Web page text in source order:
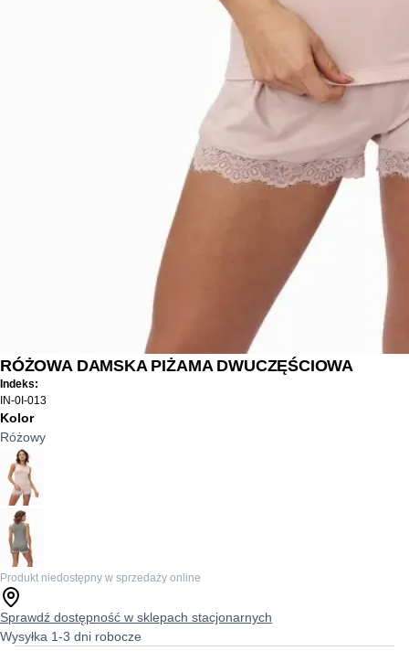
RÓŻOWA DAMSKA PIŻAMA DWUCZĘŚCIOWA
Indeks:
IN-0I-013
Kolor
Różowy
Produkt niedostępny w sprzedaży online
Sprawdź dostępność w sklepach stacjonarnych
Wysyłka 1-3 dni robocze